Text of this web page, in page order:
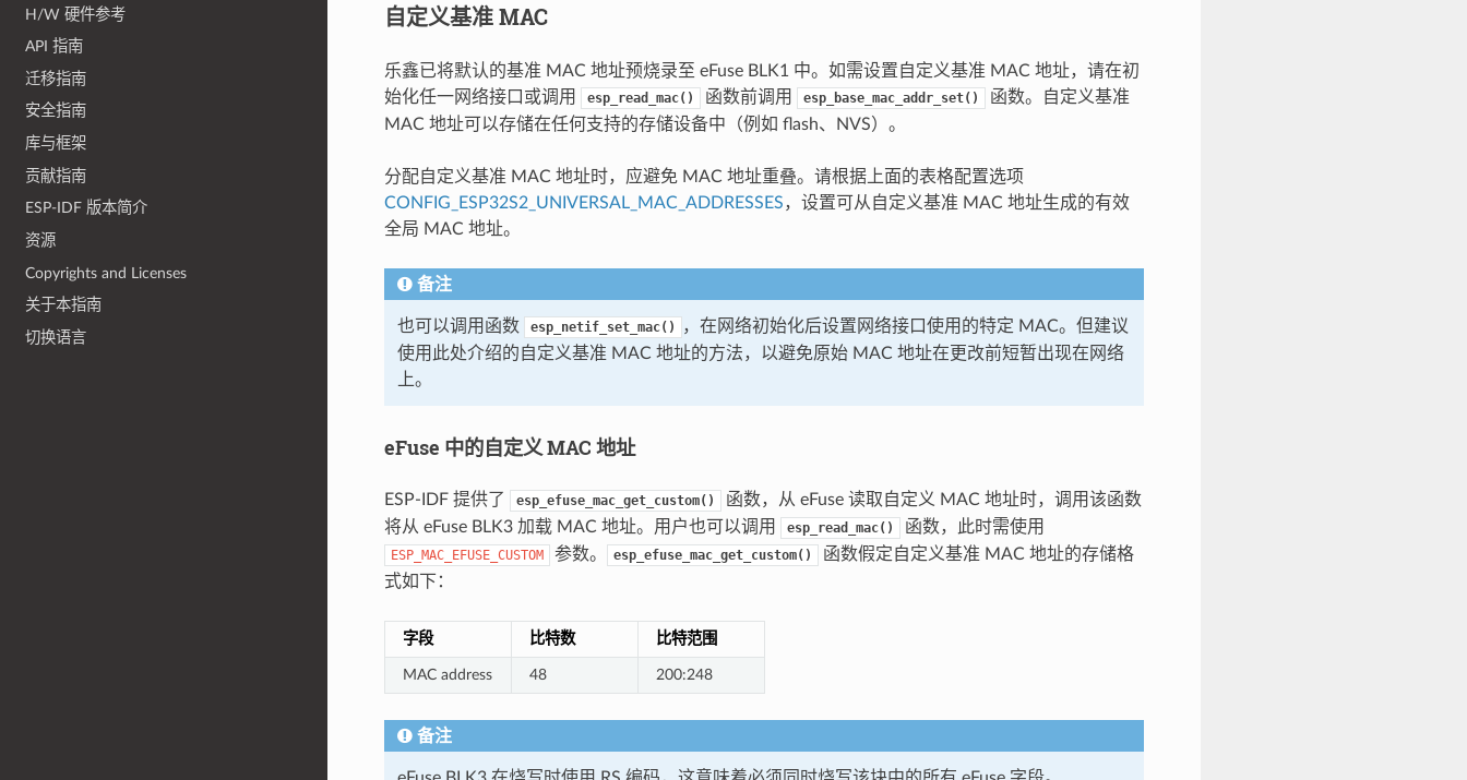
H/W 硬件参考
API 指南
迁移指南
安全指南
库与框架
贡献指南
ESP-IDF 版本简介
资源
Copyrights and Licenses
关于本指南
切换语言
自定义基准 MAC
乐鑫已将默认的基准 MAC 地址预烧录至 eFuse BLK1 中。如需设置自定义基准 MAC 地址，请在初
始化任一网络接口或调用
esp_read_mac() 函数前调用 esp_base_mac_addr_set()
函数。自定义基准
MAC 地址可以存储在任何支持的存储设备中（例如 flash、NVS）。
分配自定义基准 MAC 地址时，应避免 MAC 地址重叠。请根据上面的表格配置选项
CONFIG_ESP32S2_UNIVERSAL_MAC_ADDRESSES，设置可从自定义基准 MAC 地址生成的有效
全局 MAC 地址。
备注
也可以调用函数 esp_netif_set_mac()
，在网络初始化后设置网络接口使用的特定 MAC。但建议
使用此处介绍的自定义基准 MAC 地址的方法，以避免原始 MAC 地址在更改前短暂出现在网络
上。
eFuse 中的自定义 MAC 地址
ESP-IDF 提供了 esp_efuse_mac_get_custom()
函数，从 eFuse 读取自定义 MAC 地址时，调用该函数
将从 eFuse BLK3 加载 MAC 地址。用户也可以调用
esp_read_mac() 函数，此时需使用
ESP_MAC_EFUSE_CUSTOM 参数。 esp_efuse_mac_get_custom()
函数假定自定义基准 MAC 地址的存储格
式如下：
字段 比特数 比特范围
MAC address 48 200:248
备注